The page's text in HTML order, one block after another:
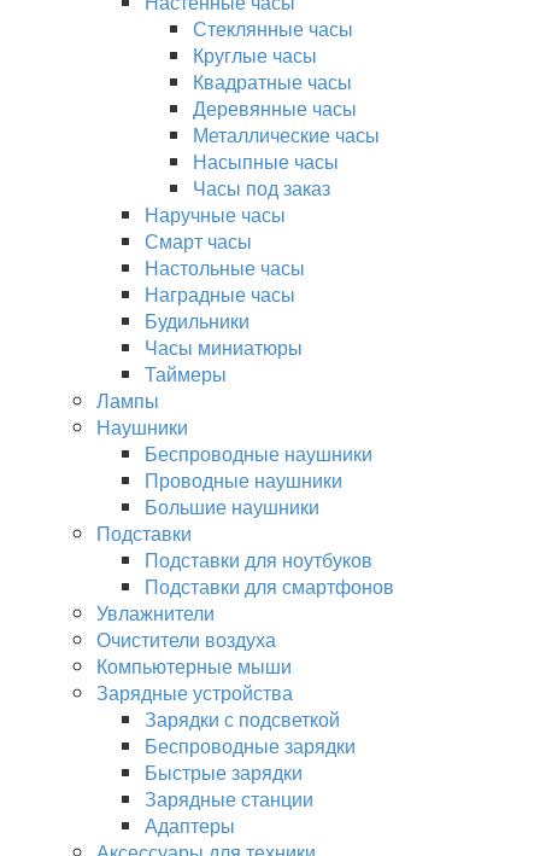
Стеклянные часы
Круглые часы
Квадратные часы
Деревянные часы
Металлические часы
Насыпные часы
Часы под заказ
Наручные часы
Смарт часы
Настольные часы
Наградные часы
Будильники
Часы миниатюры
Таймеры
Лампы
Наушники
Беспроводные наушники
Проводные наушники
Большие наушники
Подставки
Подставки для ноутбуков
Подставки для смартфонов
Увлажнители
Очистители воздуха
Компьютерные мыши
Зарядные устройства
Зарядки с подсветкой
Беспроводные зарядки
Быстрые зарядки
Зарядные станции
Адаптеры